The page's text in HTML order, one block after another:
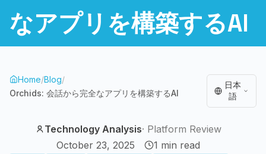
なアプリを構築するAI
Home/Blog/
Orchids: 会話から完全なアプリを構築するAI
日本
語
Technology Analysis· Platform Review
October 23, 2025
1 min read